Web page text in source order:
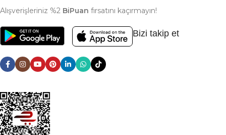
Alışverişleriniz %2 BiPuan fırsatını kaçırmayın!
Bizi takip et